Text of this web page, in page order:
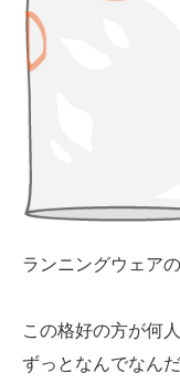
ランニングウェア
この格好の方が何
ずっとなんでなん